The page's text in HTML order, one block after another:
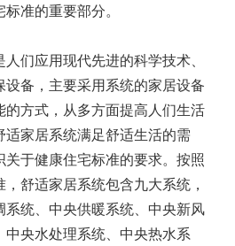
准的重要部分。
们应用现代先进的科学技术、
备，主要采用系统的家居设备
方式，从多方面提高人们生活
家居系统满足舒适生活的需
于健康住宅标准的要求。按照
舒适家居系统包含九大系统，
统、中央供暖系统、中央新风
中央水处理系统、中央热水系